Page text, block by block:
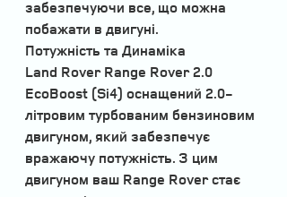
забезпечуючи все, що можна
побажати в двигуні.
Потужність та Динаміка
Land Rover Range Rover 2.0
EcoBoost (Si4) оснащений 2.0-
літровим турбованим бензиновим
двигуном, який забезпечує
вражаючу потужність. З цим
двигуном ваш Range Rover стає